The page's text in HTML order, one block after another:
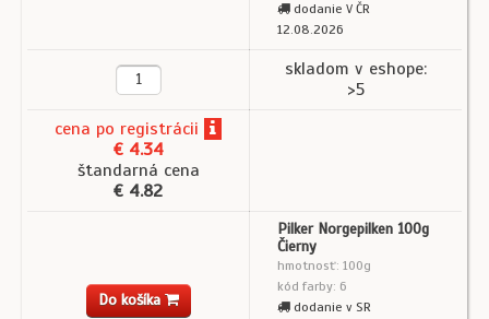
dodanie V ČR
12.08.2026
skladom v eshope:
>5
cena po registrácii
€ 4.34
štandarná cena
€ 4.82
Do košíka
Pilker Norgepilken 100g
Čierny
hmotnosť: 100g
kód farby: 6
dodanie v SR